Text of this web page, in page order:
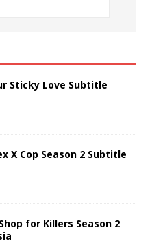
Sticky Love Subtitle
X Cop Season 2 Subtitle
for Killers Season 2